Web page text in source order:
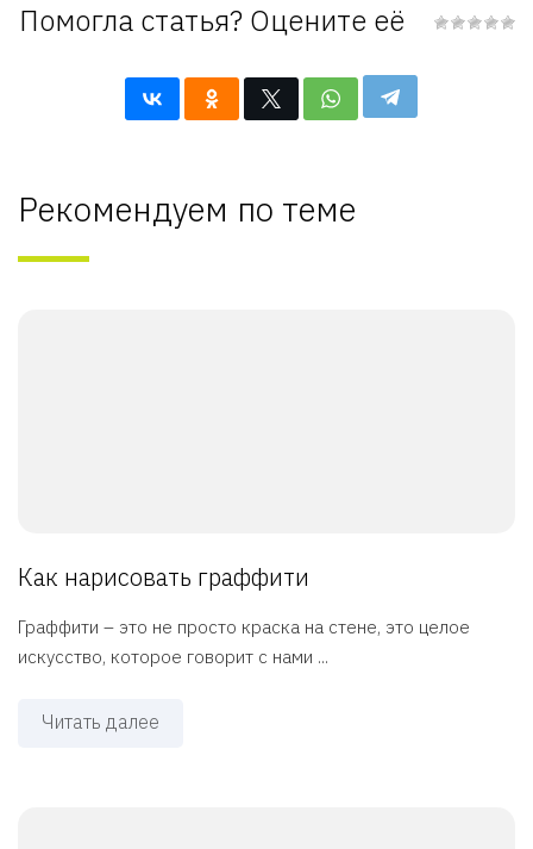
Помогла статья? Оцените её
Рекомендуем по теме
Как нарисовать граффити
Граффити – это не просто краска на стене, это целое
искусство, которое говорит с нами ...
Читать далее